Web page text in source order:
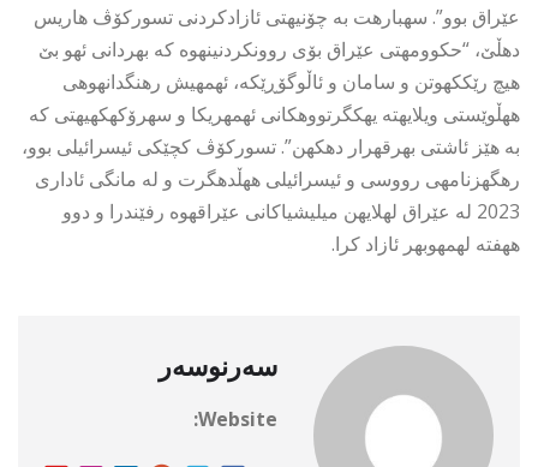
عێراق بوو”. سهبارهت به چۆنیهتى ئازادكردنى تسوركۆڤ هاریس
دهڵێ، “حكوومهتى عێراق بۆى روونكردنینهوه كه بهردانى ئهو بێ
هیچ رێككهوتن و سامان و ئاڵوگۆڕێكه، ئهمهیش رهنگدانهوهى
ههڵوێستى ویلایهته یهكگرتووهكانى ئهمهریكا و سهرۆكهكهیهتى كه
به هێز ئاشتى بهرقهرار دهكهن”. تسوركۆڤ كچێكى ئیسرائیلى بوو،
رهگهزنامهى رووسى و ئیسرائیلى ههڵدهگرت و له مانگى ئادارى
2023 له عێراق لهلایهن میلیشیاكانى عێراقهوه رفێندرا و دوو
ههفته لهمهوبهر ئازاد كرا.
سەرنوسەر
Website: